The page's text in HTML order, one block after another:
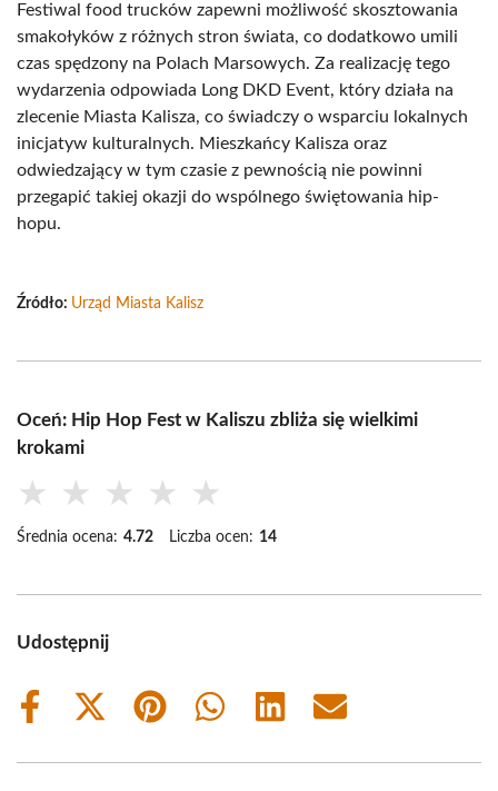
Festiwal food trucków zapewni możliwość skosztowania
smakołyków z różnych stron świata, co dodatkowo umili
czas spędzony na Polach Marsowych. Za realizację tego
wydarzenia odpowiada Long DKD Event, który działa na
zlecenie Miasta Kalisza, co świadczy o wsparciu lokalnych
inicjatyw kulturalnych. Mieszkańcy Kalisza oraz
odwiedzający w tym czasie z pewnością nie powinni
przegapić takiej okazji do wspólnego świętowania hip-
hopu.
Źródło: Urząd Miasta Kalisz
Oceń: Hip Hop Fest w Kaliszu zbliża się wielkimi
krokami
★ ★ ★ ★ ★
Średnia ocena: 4.72 Liczba ocen: 14
Udostępnij
Share
Share
(Twitter)
Share
Share
Share
Share